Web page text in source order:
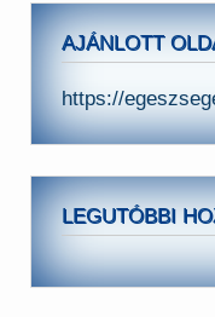
AJÁNLOTT
https://
LEGUTÓBBI